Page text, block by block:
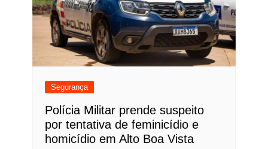
Segurança
Polícia Militar prende suspeito
por tentativa de feminicídio e
homicídio em Alto Boa Vista